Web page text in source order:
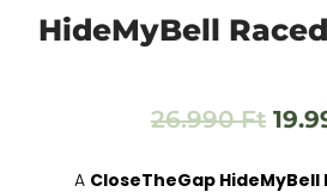
HideMyBell
26.990Ft
A CloseTheGap HideMyBell